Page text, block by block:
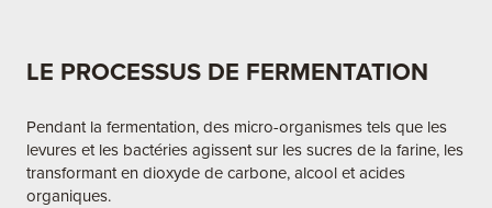
LE PROCESSUS DE FERMENTATION
Pendant la fermentation, des micro-organismes tels que les
levures et les bactéries agissent sur les sucres de la farine, les
transformant en dioxyde de carbone, alcool et acides
organiques.